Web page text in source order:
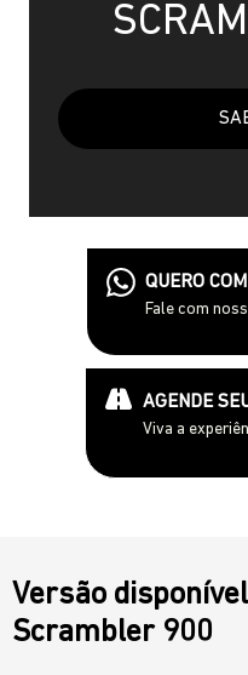
QUERO
Fale com
AGENDE
Viva a
Versão disponível
Scrambler 900